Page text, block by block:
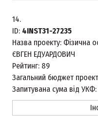
14.
ID: 4INST31-27235
Назва проекту: Фізична
ЄВГЕН ЕДУАРДОВИЧ
Рейтинг: 89
Загальний бюджет
Запитувана сума від УКФ: